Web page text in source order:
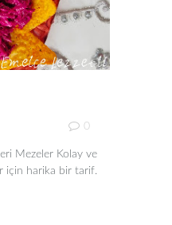
0
Mezeler Kolay ve
için harika bir tarif.